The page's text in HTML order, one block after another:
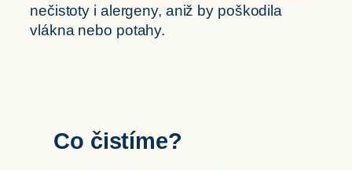
nečistoty i alergeny, aniž by poškodila
vlákna nebo potahy.
Co čistíme?